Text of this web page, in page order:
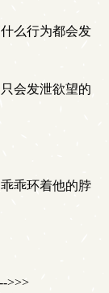
么行为都会发
会发泄欲望的
乖环着他的脖
>>>